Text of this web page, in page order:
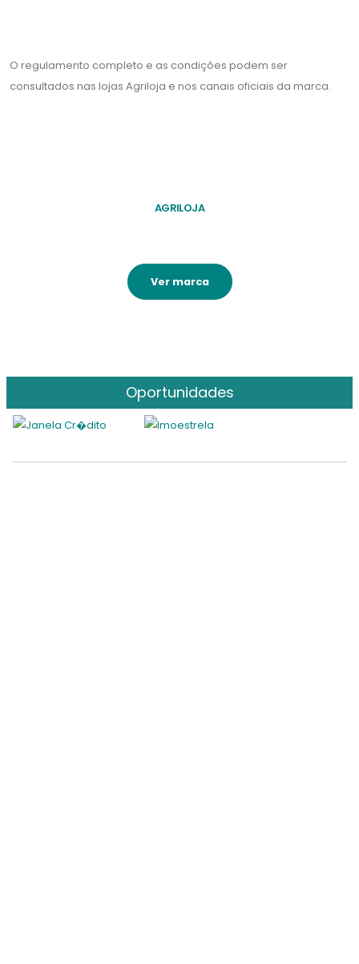
O regulamento completo e as condições podem ser
consultados nas lojas Agriloja e nos canais oficiais da marca.
AGRILOJA
Ver marca
Oportunidades